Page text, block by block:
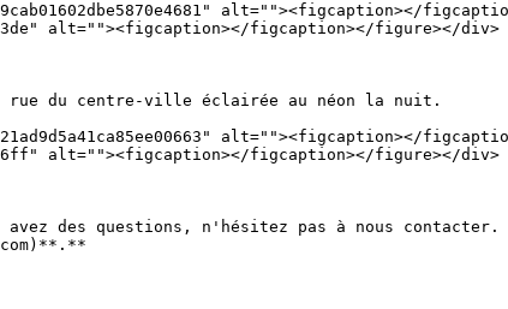
alt=""><figcaption></
alt=""><figcaption></figcaption></figure></div>
rue du centre-ville éclairée au néon la nuit.
alt=""><figcaption></
alt=""><figcaption></figcaption></figure></div>
des questions, n'hésitez pas à nous